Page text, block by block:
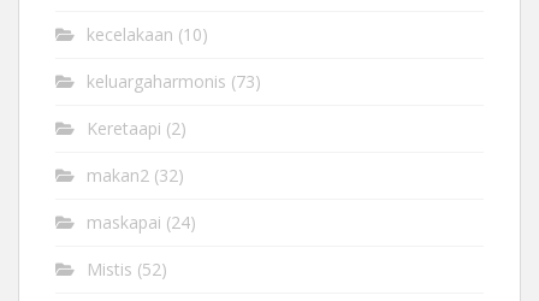
kecelakaan (10)
keluargaharmonis (73)
Keretaapi (2)
makan2 (32)
maskapai (24)
Mistis (52)